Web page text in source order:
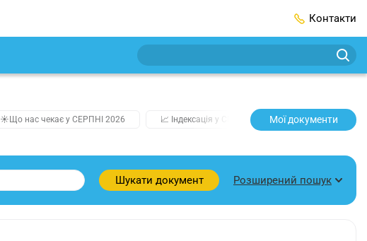
Контакти
☀️Що нас чекає у СЕРПНІ 2026 📈 Індексація у СЕРПНІ 2️⃣0️⃣2️⃣7️⃣ Усі
Мої документи
Шукати документ Розширений пошук